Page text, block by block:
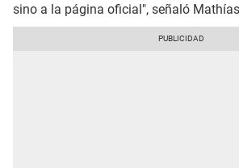
sino a la página oficial", señaló